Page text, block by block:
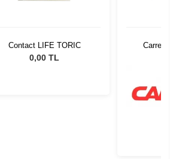
Contact LIFE TORIC
0,00 TL